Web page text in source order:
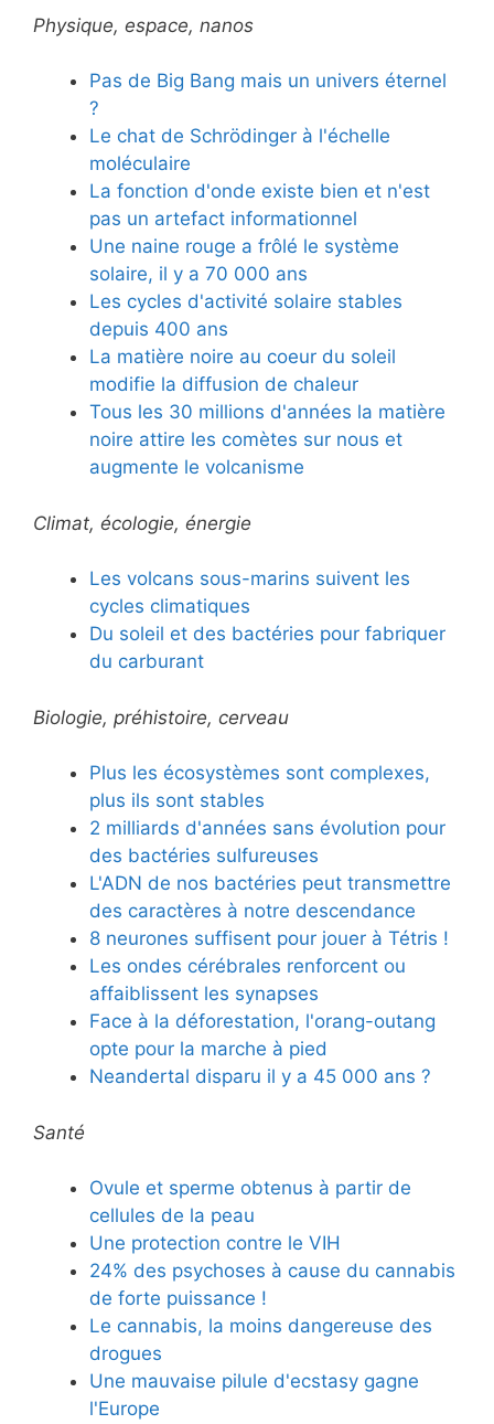
Physique, espace, nanos
Pas de Big Bang mais un univers éternel
?
Le chat de Schrödinger à l'échelle
moléculaire
La fonction d'onde existe bien et n'est
pas un artefact informationnel
Une naine rouge a frôlé le système
solaire, il y a 70 000 ans
Les cycles d'activité solaire stables
depuis 400 ans
La matière noire au coeur du soleil
modifie la diffusion de chaleur
Tous les 30 millions d'années la matière
noire attire les comètes sur nous et
augmente le volcanisme
Climat, écologie, énergie
Les volcans sous-marins suivent les
cycles climatiques
Du soleil et des bactéries pour fabriquer
du carburant
Biologie, préhistoire, cerveau
Plus les écosystèmes sont complexes,
plus ils sont stables
2 milliards d'années sans évolution pour
des bactéries sulfureuses
L'ADN de nos bactéries peut transmettre
des caractères à notre descendance
8 neurones suffisent pour jouer à Tétris !
Les ondes cérébrales renforcent ou
affaiblissent les synapses
Face à la déforestation, l'orang-outang
opte pour la marche à pied
Neandertal disparu il y a 45 000 ans ?
Santé
Ovule et sperme obtenus à partir de
cellules de la peau
Une protection contre le VIH
24% des psychoses à cause du cannabis
de forte puissance !
Le cannabis, la moins dangereuse des
drogues
Une mauvaise pilule d'ecstasy gagne
l'Europe